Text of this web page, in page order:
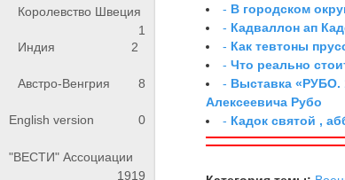
Королевство Швеция
1
Индия
2
Австро-Венгрия 8
English version 0
"ВЕСТИ" Ассоциации
1919
- В городском
- Кадваллон ап
- Как тевтоны
-Что реально
- Выставка «РУБО.
Алексеевича Рубо
- Кадок святой ,